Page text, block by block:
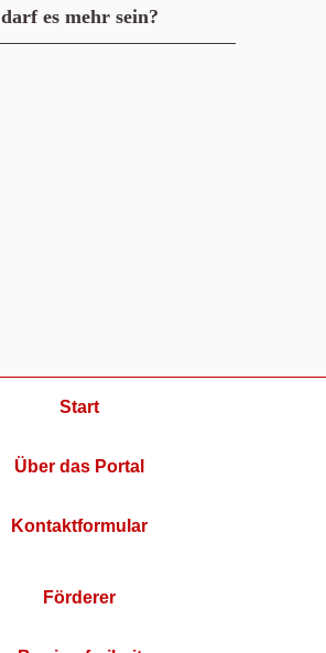
darf es mehr sein?
Start
Über das Portal
Kontaktformular
Förderer